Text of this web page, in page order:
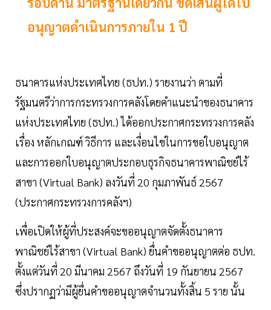
อนุญาตดำเนินการภายใน 1 ปี
ธนาคารแห่งประเทศไทย (ธปท.) รายงานว่า ตามที่
รัฐมนตรีว่าการกระทรวงการคลังโดยคำแนะนำของธนาคาร
แห่งประเทศไทย (ธปท.) ได้ออกประกาศกระทรวงการคลัง
เรื่อง หลักเกณฑ์ วิธีการ และเงื่อนไขในการขอใบอนุญาต
และการออกใบอนุญาตประกอบธุรกิจธนาคารพาณิชย์ไร้
สาขา (Virtual Bank) ลงวันที่ 20 กุมภาพันธ์ 2567
(ประกาศกระทรวงการคลังฯ)
เพื่อเปิดให้ผู้ที่ประสงค์จะขออนุญาตจัดตั้งธนาคาร
พาณิชย์ไร้สาขา (Virtual Bank) ยื่นคำขออนุญาตต่อ ธปท.
ตั้งแต่วันที่ 20 มีนาคม 2567 ถึงวันที่ 19 กันยายน 2567
ซึ่งปรากฏว่ามีผู้ยื่นคำขออนุญาตจำนวนทั้งสิ้น 5 ราย นั้น